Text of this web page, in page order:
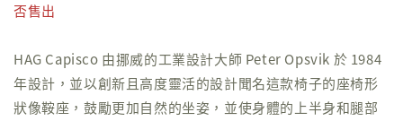
否售出
HAG Capisco 由挪威的工業設計大師 Peter Opsvik 於 1984
年設計，並以創新且高度靈活的設計聞名這款椅子的座椅形
狀像鞍座，鼓勵更加自然的坐姿，並使身體的上半身和腿部